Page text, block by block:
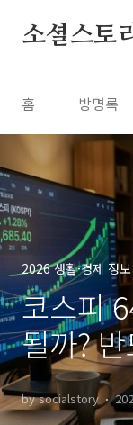
소셜스토
홈 방명록
2026 생활·경제 정보
코스피
될까?
응법 총
by socialstory